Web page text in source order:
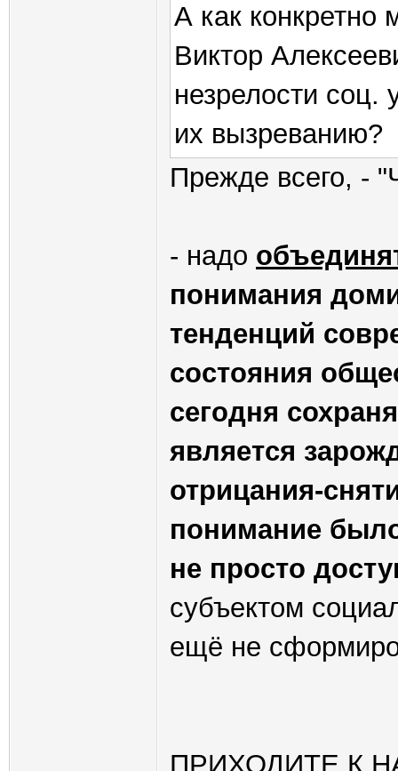
А как конкретно
Виктор
незрелости соц.
их вызреванию?
Прежде всего, -
- надо
понимания
тенденций
состояния
сегодня
является
отрицания-
понимание
не просто
субъектом
ещё не
ПРИХОДИТЕ К